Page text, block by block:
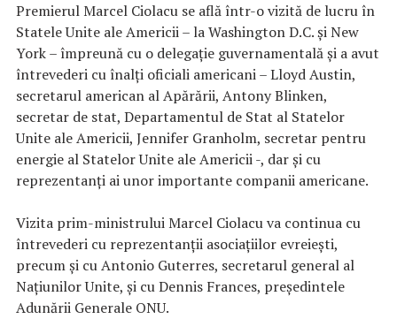
Premierul Marcel Ciolacu se află într-o vizită de lucru în
Statele Unite ale Americii – la Washington D.C. şi New
York – împreună cu o delegaţie guvernamentală şi a avut
întrevederi cu înalţi oficiali americani – Lloyd Austin,
secretarul american al Apărării, Antony Blinken,
secretar de stat, Departamentul de Stat al Statelor
Unite ale Americii, Jennifer Granholm, secretar pentru
energie al Statelor Unite ale Americii -, dar şi cu
reprezentanţi ai unor importante companii americane.
Vizita prim-ministrului Marcel Ciolacu va continua cu
întrevederi cu reprezentanţii asociaţiilor evreieşti,
precum şi cu Antonio Guterres, secretarul general al
Naţiunilor Unite, şi cu Dennis Frances, preşedintele
Adunării Generale ONU.